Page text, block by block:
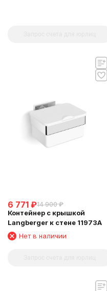
6 771 ₽14 900 ₽
Контейнер с крышкой
Langberger к стене 11973A
Нет в наличии